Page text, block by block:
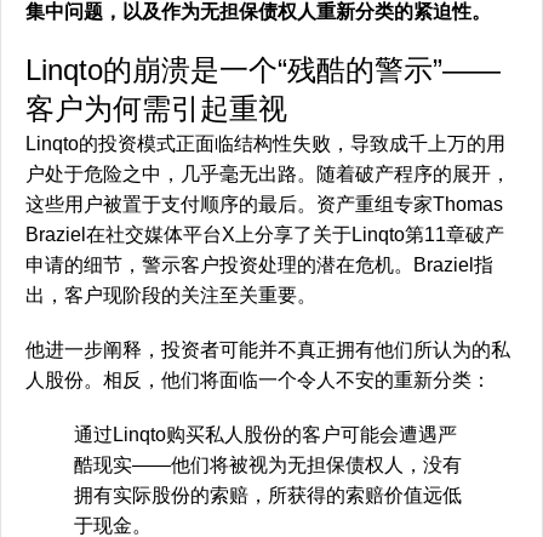
集中问题，以及作为无担保债权人重新分类的紧迫性。
Linqto的崩溃是一个“残酷的警示”——
客户为何需引起重视
Linqto的投资模式正面临结构性失败，导致成千上万的用
户处于危险之中，几乎毫无出路。随着破产程序的展开，
这些用户被置于支付顺序的最后。资产重组专家Thomas
Braziel在社交媒体平台X上分享了关于Linqto第11章破产
申请的细节，警示客户投资处理的潜在危机。Braziel指
出，客户现阶段的关注至关重要。
他进一步阐释，投资者可能并不真正拥有他们所认为的私
人股份。相反，他们将面临一个令人不安的重新分类：
通过Linqto购买私人股份的客户可能会遭遇严
酷现实——他们将被视为无担保债权人，没有
拥有实际股份的索赔，所获得的索赔价值远低
于现金。